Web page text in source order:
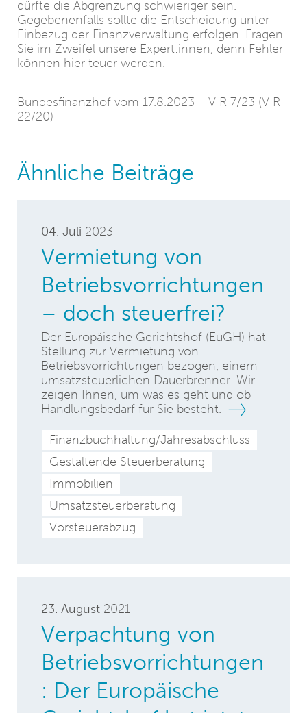
dürfte die Abgrenzung schwieriger sein.
Gegebenenfalls sollte die Entscheidung unter
Einbezug der Finanzverwaltung erfolgen. Fragen
Sie im Zweifel unsere Expert:innen, denn Fehler
können hier teuer werden.
Bundesfinanzhof vom 17.8.2023 – V R 7/23 (V R
22/20)
Ähnliche Beiträge
04. Juli 2023
Vermietung von
Betriebsvorrichtungen
– doch steuerfrei?
Der Europäische Gerichtshof (EuGH) hat
Stellung zur Vermietung von
Betriebsvorrichtungen bezogen, einem
umsatzsteuerlichen Dauerbrenner. Wir
zeigen Ihnen, um was es geht und ob
Handlungsbedarf für Sie besteht.
Finanzbuchhaltung/Jahresabschluss
Gestaltende Steuerberatung
Immobilien
Umsatzsteuerberatung
Vorsteuerabzug
23. August 2021
Verpachtung von
Betriebsvorrichtungen
: Der Europäische